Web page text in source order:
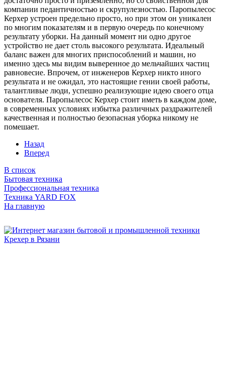
компании педантичностью и скрупулезностью. Паропылесос
Керхер устроен предельно просто, но при этом он уникален
по многим показателям и в первую очередь по конечному
результату уборки. На данный момент ни одно другое
устройство не дает столь высокого результата. Идеальный
баланс важен для многих приспособлений и машин, но
именно здесь мы видим выверенное до мельчайших частиц
равновесие. Впрочем, от инженеров Керхер никто иного
результата и не ожидал, это настоящие гении своей работы,
талантливые люди, успешно реализующие идею своего отца
основателя. Паропылесос Керхер стоит иметь в каждом доме,
в современных условиях избытка различных раздражителей
качественная и полностью безопасная уборка никому не
помешает.
Назад
Вперед
В список
Бытовая техника
Профессиональная техника
Техника YARD FOX
На главную